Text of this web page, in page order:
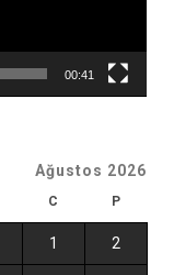
00:41
Ağustos 2026
C P
1 2